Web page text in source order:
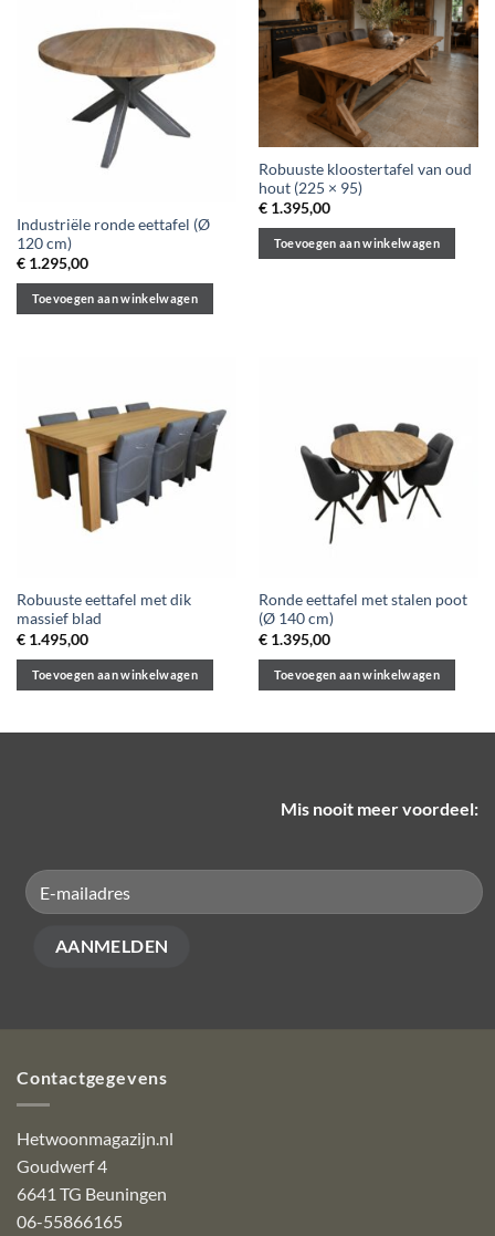
variaties.
Deze
productpagina
Industriële ronde eettafel (Ø
120 cm)
€1.295,00
Toevoegen aan winkelwagen
Robuuste kloostertafel van oud
hout (225 × 95)
€1.395,00
Toevoegen aan winkelwagen
Robuuste eettafel met dik
massief blad
€1.495,00
Toevoegen aan winkelwagen
Ronde eettafel met stalen poot
(Ø 140 cm)
€1.395,00
Toevoegen aan winkelwagen
Mis nooit meer voordeel:
Contactgegevens
Hetwoonmagazijn.nl
Goudwerf 4
6641 TG Beuningen
06-55866165